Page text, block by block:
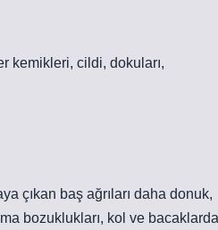
kemikleri, cildi, dokuları,
çıkan baş ağrıları daha donuk,
bozuklukları, kol ve bacaklarda